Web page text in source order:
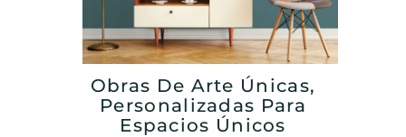
Obras De Arte Únicas,
Personalizadas Para
Espacios Únicos